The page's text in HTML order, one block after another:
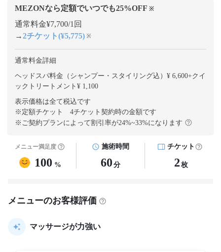
MEZONなら定額でいつでも25%OFF ※
通常料金¥7,700/1回
→2チケット(¥5,775) ※
通常料金詳細
ヘッドスパ料金（シャンプー・スタイリング込）¥ 6,600+クイ
ックトリートメント¥ 1,100
表示価格は全て税込です
※定額チケット 4チケット契約時の金額です
※ご契約プランによって割引率が24%~33%になります
メニュー満足度
100 %
施術時間
60 分
チケット
2 枚
メニューのお客様評価
マッサージが力強い